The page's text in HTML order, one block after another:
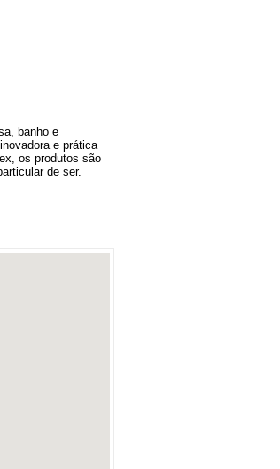
banho e
e prática
os produtos são
de ser.